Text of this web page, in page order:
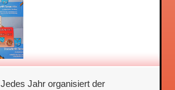
Jedes Jahr organisiert der